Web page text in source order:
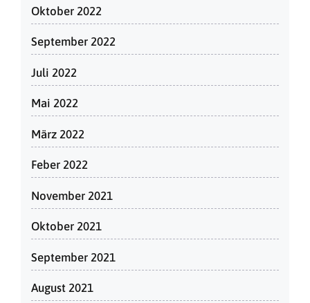
Oktober 2022
September 2022
Juli 2022
Mai 2022
März 2022
Feber 2022
November 2021
Oktober 2021
September 2021
August 2021